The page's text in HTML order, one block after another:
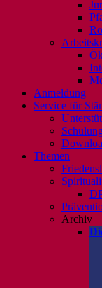
Anmeldung
Service für
Themen
Archiv